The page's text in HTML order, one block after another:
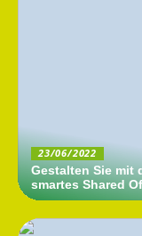
23/06/2022
Gestalten Sie mit
smartes Shared